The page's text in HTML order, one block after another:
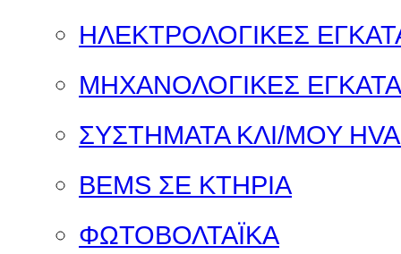
ΗΛΕΚΤΡΟΛΟΓΙΚΕΣ
ΜΗΧΑΝΟΛΟΓΙΚΕΣ
ΣΥΣΤΗΜΑΤΑ ΚΛΙ/ΜΟΥ
BEMS ΣΕ ΚΤΗΡΙΑ
ΦΩΤΟΒΟΛΤΑΪΚΑ